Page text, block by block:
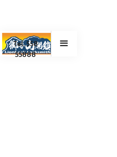
Tel. 558
55888